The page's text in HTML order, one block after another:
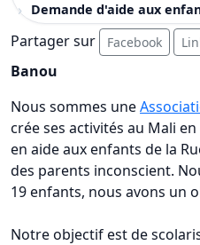
Demande d'aide aux
Partager sur Facebook
Banou
Nous sommes une
crée ses activités au Mali
en aide aux enfants de la
des parents inconscient.
19 enfants, nous avons un
Notre objectif est de